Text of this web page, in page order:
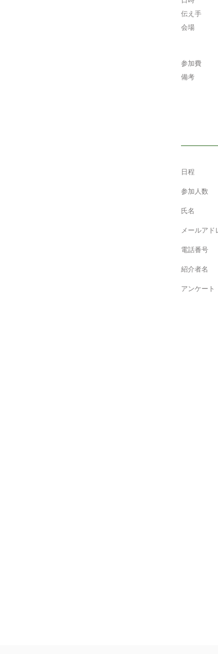
伝え手
会場
参加費
備考
日程
参加人数
氏名
メールアド
電話番号
紹介者名
アンケート